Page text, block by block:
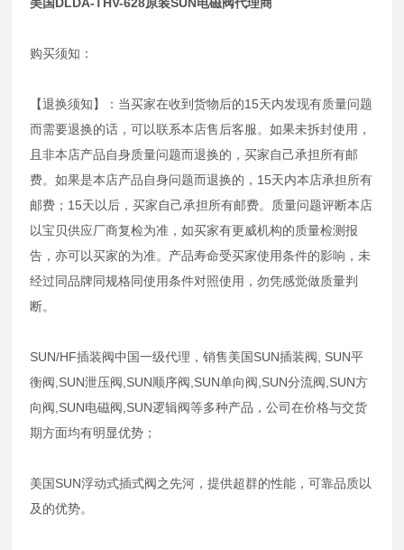
购买须知：
【退换须知】：当买家在收到货物后的15天内发现有质量问题
而需要退换的话，可以联系本店售后客服。如果未拆封使用，
且非本店产品自身质量问题而退换的，买家自己承担所有邮
费。如果是本店产品自身问题而退换的，15天内本店承担所有
邮费；15天以后，买家自己承担所有邮费。质量问题评断本店
以宝贝供应厂商复检为准，如买家有更威机构的质量检测报
告，亦可以买家的为准。产品寿命受买家使用条件的影响，未
经过同品牌同规格同使用条件对照使用，勿凭感觉做质量判
断。
SUN/HF插装阀中国一级代理，销售美国SUN插装阀, SUN平
衡阀,SUN泄压阀,SUN顺序阀,SUN单向阀,SUN分流阀,SUN方
向阀,SUN电磁阀,SUN逻辑阀等多种产品，公司在价格与交货
期方面均有明显优势；
美国SUN浮动式插式阀之先河，提供超群的性能，可靠品质以
及的优势。